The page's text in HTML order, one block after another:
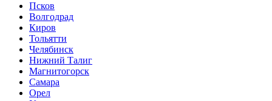
Псков
Волгодрад
Киров
Тольятти
Челябинск
Нижний Талиг
Магнитогорск
Самара
Орел